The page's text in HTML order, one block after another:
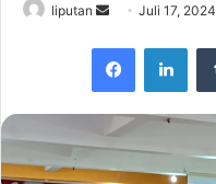
liputan
n
d
a
n
e
Juli 17, 2024